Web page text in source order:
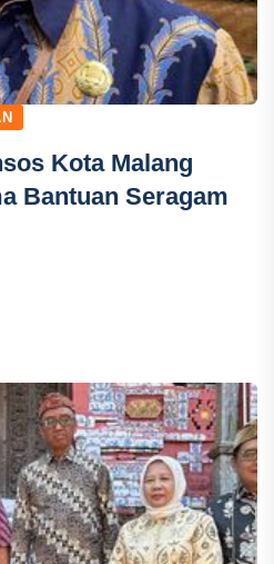
Kota Malang
Bantuan Seragam